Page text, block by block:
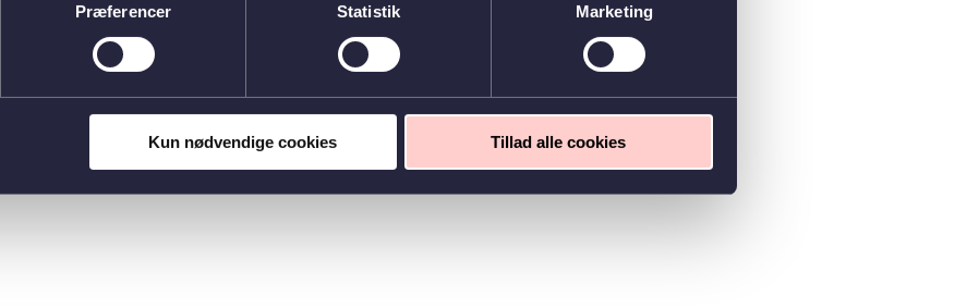
Præferencer Statistik Marketing
Kun nødvendige cookies Tillad alle cookies